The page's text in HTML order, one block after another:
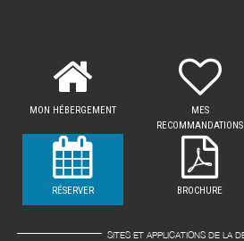
MON HÉBERGEMENT
MES
RECOMMANDATIONS
RÉSERVER BROCHURE
SITES ET APPLICATIONS DE LA